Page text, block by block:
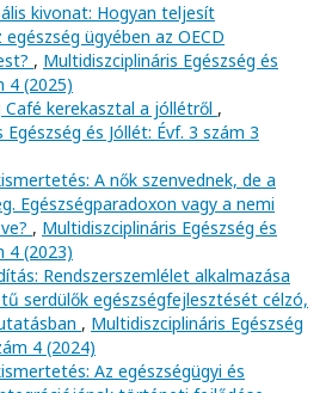
kivonat: Hogyan teljesít
ügyében az OECD
, Multidiszciplináris Egészség és
4 (2025)
Café kerekasztal a jóllétről ,
és Jóllét: Évf. 3 szám 3
A nők szenvednek, de a
Egészségparadoxon vagy a nemi
, Multidiszciplináris Egészség és
4 (2023)
Rendszerszemlélet alkalmazása
serdülők egészségfejlesztését célzó,
, Multidiszciplináris Egészség
4 (2024)
Az egészségügyi és